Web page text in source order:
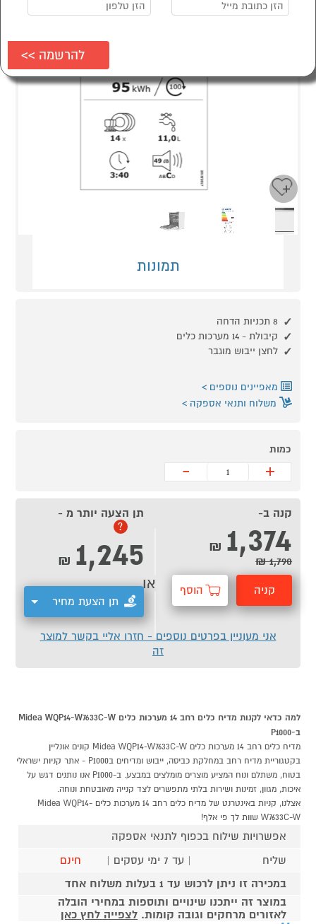
תמונות
8 תכניות הדחה
קיבולת - 14 מערכות כלים
לחצן ייבוש מוגבר
מאפיינים נוספים
משלוח ותנאי אספקה
כמות
+
-
קנה ב-
1,374
₪
1,790 ₪
קניה הוסף
תן הצעה יותר מ -
?
1,245
₪
תן הצעת מחיר
או
אני מעוניין בפרטים נוספים - חזרו אליי בקשר למוצר
זה
למה כדאי לקנות מדיח כלים רחב 14 מערכות כלים Midea WQP14-W7633C-W
ב-P1000
מדיח כלים רחב 14 מערכות כלים Midea WQP14-W7633C-W קונים אונליין
בקטגוריית מדיח רחב במחלקת כביסה, ייבוש ומדיחים בP1000 - אתר קניות ישראלי
בטוח, משתלם ונוח המציע מוצרים מומלצים במבצע. ב-P1000 אנו נותנים דגש על
איכות, מגוון, זמינות ושירות בלתי מתפשרים לצד קנייה מאובטחת ונוחה.
אצלנו, קניות באינטרנט של מדיח כלים רחב 14 מערכות כלים Midea WQP14-
W7633C-W שוות לך פי אלף!
אפשרויות שילוח בכפוף לתנאי אספקה
שליח
| עד 7 ימי עסקים |
חינם
במכירה זו ניתן לרכוש עד 1 בעלות משלוח אחד
במוצר זה ייתכנו שינויים ותוספות במחירי הובלה
לאזורים מרחקים וגובה קומות. לצפייה לחץ כאן